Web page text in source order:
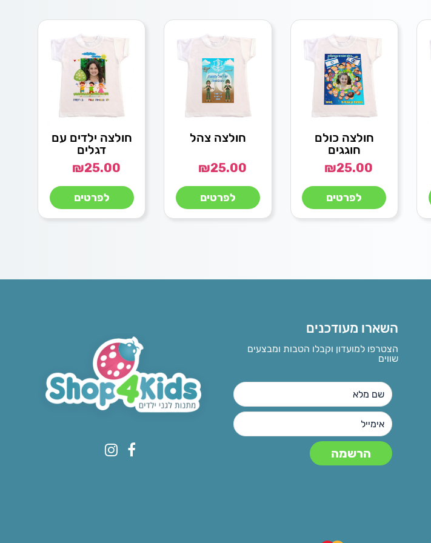
חולצה כולם
חוגגים
₪25.00
לפרטים
חולצה צהל
₪25.00
לפרטים
חולצה ילדים עם
דגלים
₪25.00
לפרטים
השארו מעודכנים
הצטרפו למועדון וקבלו הטבות ומבצעים
שווים